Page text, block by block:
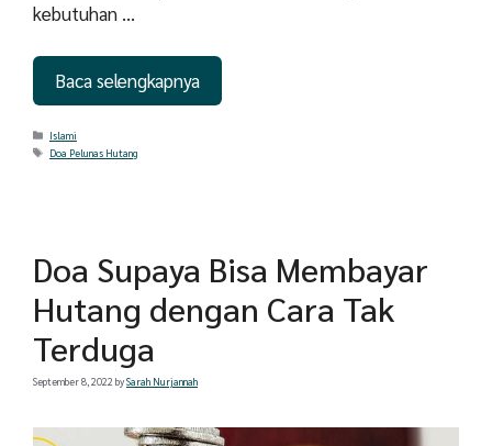
kebutuhan …
Baca selengkapnya
Categories
Islami
Tags
Doa Pelunas Hutang
Doa Supaya Bisa Membayar
Hutang dengan Cara Tak
Terduga
September 8, 2022 bySarah Nurjannah